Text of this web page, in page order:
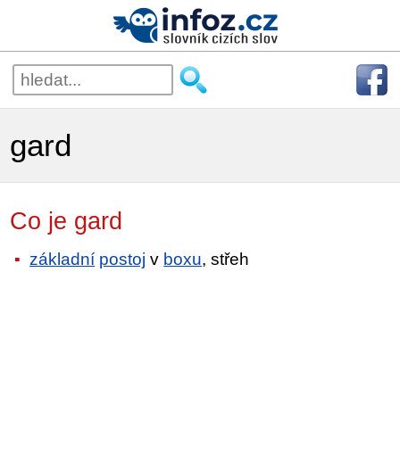
gard
Co je gard
základní postoj v boxu, střeh